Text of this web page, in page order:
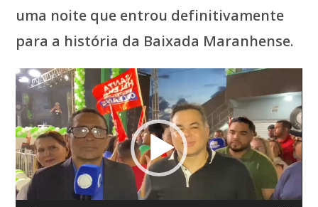
uma noite que entrou definitivamente
para a história da Baixada Maranhense.
Tocador
de
vídeo